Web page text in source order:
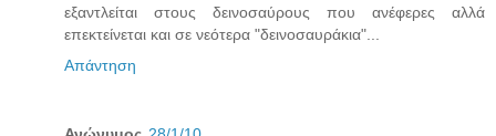
εξαντλείται στους δεινοσαύρους που ανέφερες αλλά
επεκτείνεται και σε νεότερα "δεινοσαυράκια"...
Απάντηση